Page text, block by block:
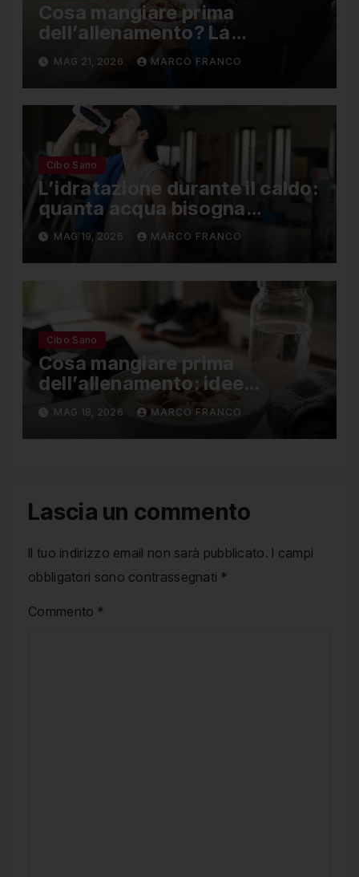
Cosa mangiare prima
dell’allenamento? La
combinazione perfetta per
raddoppiare le energie
MAG 21, 2026 MARCO FRANCO
Cibo Sano
L’idratazione durante il caldo:
quanta acqua bisogna
davvero bere per evitare
crampi e cali fisici
MAG 19, 2026 MARCO FRANCO
Cibo Sano
Cosa mangiare prima
dell’allenamento: idee
semplici per avere più energia
MAG 18, 2026 MARCO FRANCO
Lascia un commento
Il tuo indirizzo email non sarà pubblicato. I campi
obbligatori sono contrassegnati *
Commento *